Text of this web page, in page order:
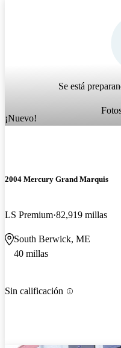
Se está
¡Nuevo!
2004 Mercury Grand Marquis
LS Premium 82,919 millas
South Berwick, ME
40 millas
Sin calificación